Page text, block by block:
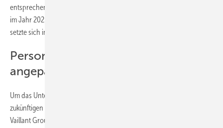
entsprechender Förderung. Der europäische Markt für Heiztechnik lag
im Jahr 2023 rund 10 % unter dem Vorjahresniveau. Diese Entwicklung
setzte sich in den ersten Monaten des Jahres 2024 fort.
Personalstrukturen werden
angepasst
Um das Unternehmen an die neue Nachfragesituation und die
zukünftigen Markt- und Kundenanforderungen auszurichten, passt die
Vaillant Group ihre Kosten- und Personalstrukturen an und reduziert